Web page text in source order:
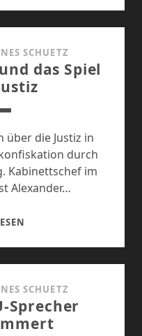
AUF
DIE
PRESSEFREIHEIT
SCHUETZ
das Spiel
über die Justiz in
durch
Kabinettschef im
Alexander…
MIT
DER
JUSTIZ
SCHUETZ
Sprecher